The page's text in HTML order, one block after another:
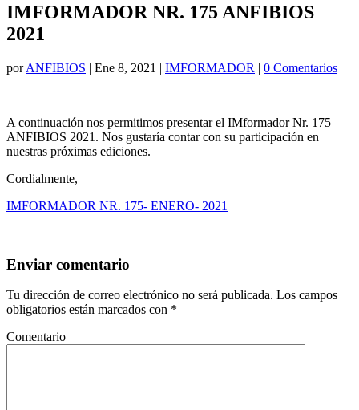
IMFORMADOR NR. 175 ANFIBIOS
2021
porANFIBIOS | Ene 8, 2021 | IMFORMADOR | 0 Comentarios
A continuación nos permitimos presentar el IMformador Nr. 175
ANFIBIOS 2021. Nos gustaría contar con su participación en
nuestras próximas ediciones.
Cordialmente,
IMFORMADOR NR. 175- ENERO- 2021
Enviar comentario
Tu dirección de correo electrónico no será publicada. Los campos
obligatorios están marcados con *
Comentario